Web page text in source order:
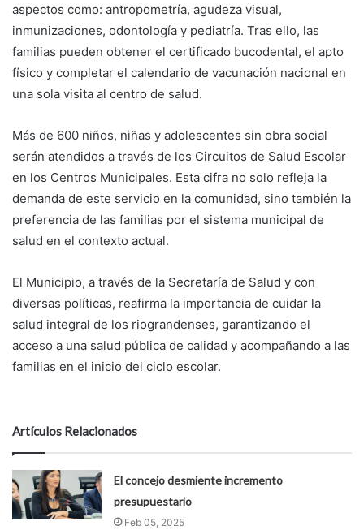
aspectos como: antropometría, agudeza visual,
inmunizaciones, odontología y pediatría. Tras ello, las
familias pueden obtener el certificado bucodental, el apto
físico y completar el calendario de vacunación nacional en
una sola visita al centro de salud.
Más de 600 niños, niñas y adolescentes sin obra social
serán atendidos a través de los Circuitos de Salud Escolar
en los Centros Municipales. Esta cifra no solo refleja la
demanda de este servicio en la comunidad, sino también la
preferencia de las familias por el sistema municipal de
salud en el contexto actual.
El Municipio, a través de la Secretaría de Salud y con
diversas políticas, reafirma la importancia de cuidar la
salud integral de los riograndenses, garantizando el
acceso a una salud pública de calidad y acompañando a las
familias en el inicio del ciclo escolar.
Artículos Relacionados
El concejo desmiente incremento
presupuestario
Feb 05, 2025